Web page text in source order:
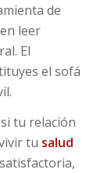
de
leer
El
el sofá
tu relación
tu salud